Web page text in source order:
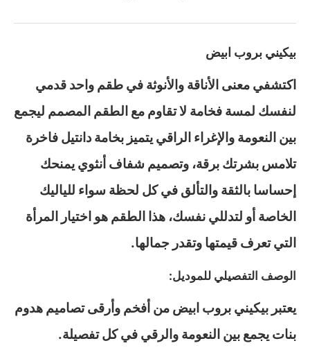
بيكيني بروب ابيض
اكتشفي معنى الأناقة والأنوثة في طقم واحد قدمي
لنفسك لمسة فخامة لا تقاوم مع الطقم المصمم ليجمع
بين النعومة والإغراء الراقي يتميز بخامة دانتيل فاخرة
تلامس بشرتك برقة، وتصميم شفاف أنثوي يمنحك
إحساسا بالثقة والتألق في كل لحظة سواء للياليك
الخاصة أو لتدللي نفسك، هذا الطقم هو اختيار المرأة
التي تعرف قيمتها وتقدر جمالها.
الوصف التفصيلي للموديل:
يعتبر بيكيني بروب ابيض من أفخم وأرقى تصاميم هدوم
بنات يجمع بين النعومة والرقي في كل تفصيلة.